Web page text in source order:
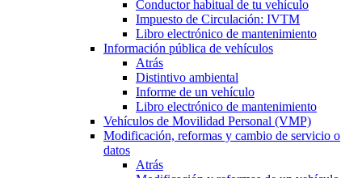
Conductor habitual de tu vehículo
Impuesto de Circulación: IVTM
Libro electrónico de mantenimiento
Información pública de vehículos
Atrás
Distintivo ambiental
Informe de un vehículo
Libro electrónico de mantenimiento
Vehículos de Movilidad Personal (VMP)
Modificación, reformas y cambio de servicio o
datos
Atrás